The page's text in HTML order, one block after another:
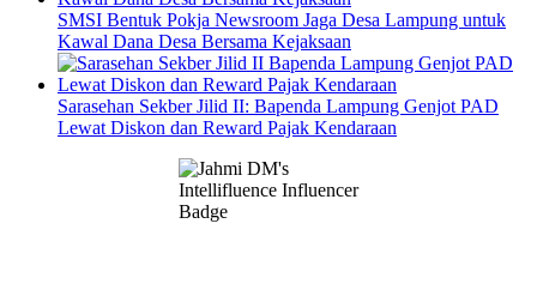
SMSI Bentuk Pokja Newsroom Jaga Desa Lampung untuk
Kawal Dana Desa Bersama Kejaksaan
Sarasehan Sekber Jilid II: Bapenda Lampung Genjot PAD
Lewat Diskon dan Reward Pajak Kendaraan